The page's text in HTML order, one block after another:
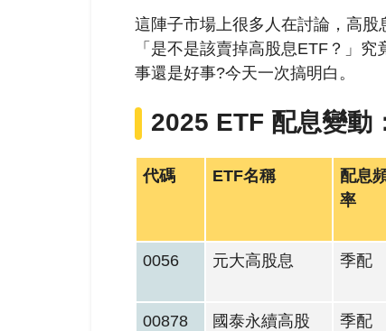
這陣子市場上很多人在討論，高股
「是不是該賣掉高股息ETF？」
事還是好事?今天一次搞明白。
2025 ETF 配息變動
代碼 ETF名稱
配息
率
0056 元大高股息 季配
00878
國泰永續高股
季配